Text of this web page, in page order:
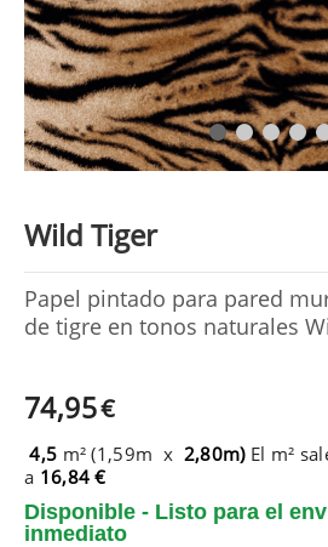
Wild Tiger
Papel pintado para pared
de tigre en tonos naturales
74,95€
4,5 m² (1,59m x 2,80m) El m²
a 16,84 €
Disponible - Listo para el
inmediato